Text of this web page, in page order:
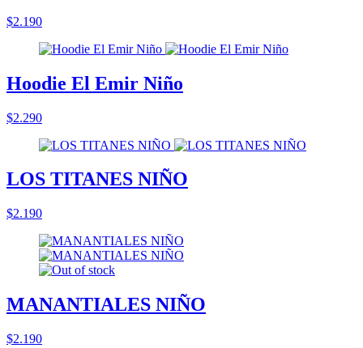
$2.190
Hoodie El Emir Niño
$2.290
LOS TITANES NIÑO
$2.190
MANANTIALES NIÑO
$2.190